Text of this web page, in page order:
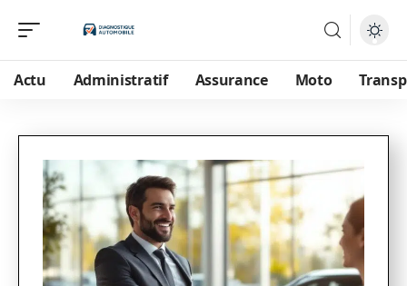
Actu Administratif Assurance Moto